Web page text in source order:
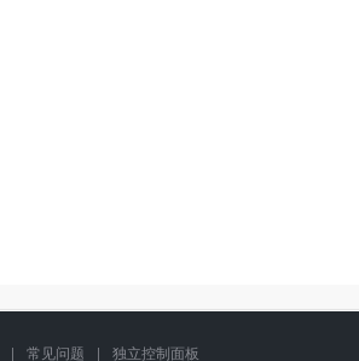
| 常见问题 | 独立控制面板